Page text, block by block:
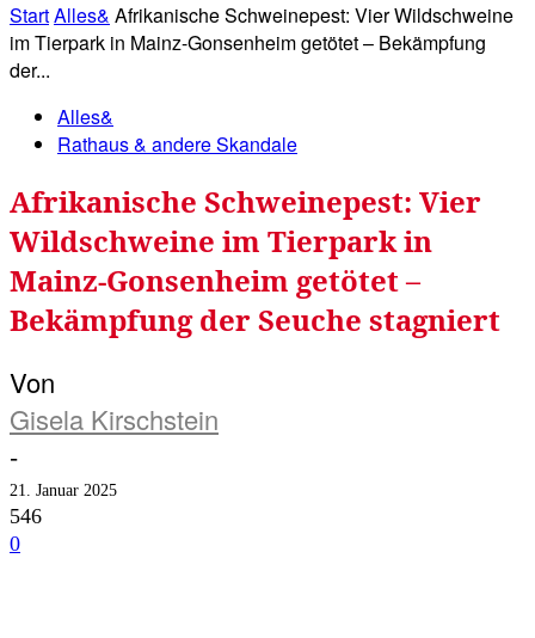
StartAlles& Afrikanische Schweinepest: Vier Wildschweine
im Tierpark in Mainz-Gonsenheim getötet – Bekämpfung
der...
Alles&
Rathaus & andere Skandale
Afrikanische Schweinepest: Vier
Wildschweine im Tierpark in
Mainz-Gonsenheim getötet –
Bekämpfung der Seuche stagniert
Von
Gisela Kirschstein
-
21. Januar 2025
546
0